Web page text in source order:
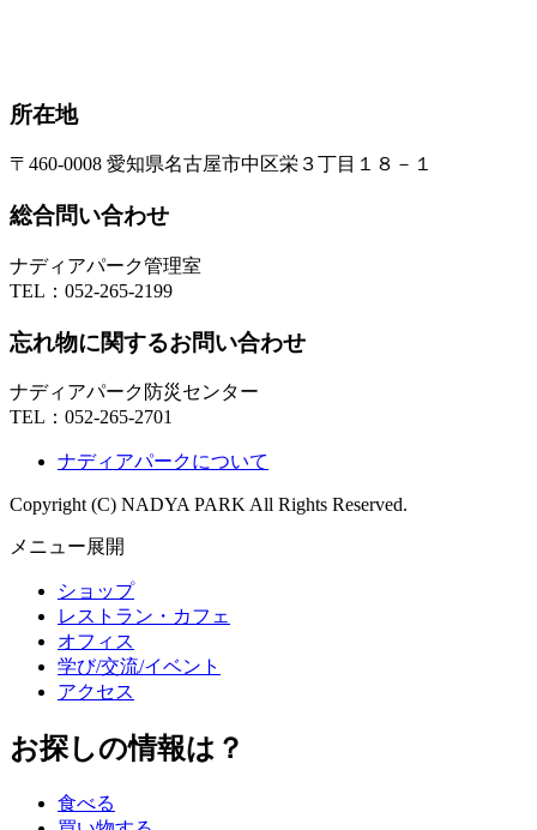
所在地
〒460-0008 愛知県名古屋市中区栄３丁目１８－１
総合問い合わせ
ナディアパーク管理室
TEL： 052-265-2199
忘れ物に関するお問い合わせ
ナディアパーク防災センター
TEL： 052-265-2701
ナディアパークについて
Copyright (C) NADYA PARK All Rights Reserved.
メニュー展開
ショップ
レストラン・カフェ
オフィス
学び/交流/イベント
アクセス
お探しの情報は？
食べる